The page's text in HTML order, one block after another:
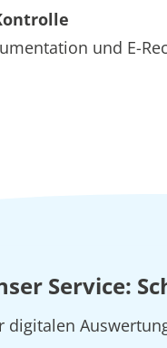
und E-
Service:
digitalen